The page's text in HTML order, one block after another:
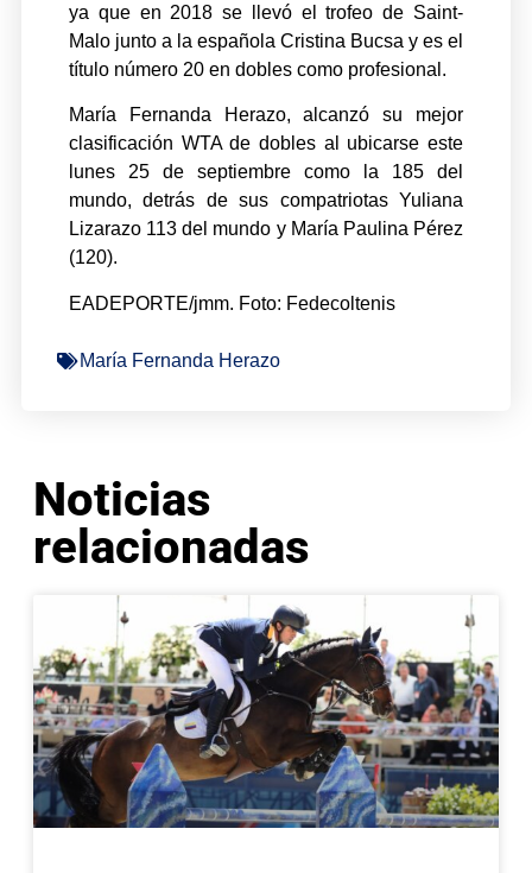
ya que en 2018 se llevó el trofeo de Saint-
Malo junto a la española Cristina Bucsa y es el
título número 20 en dobles como profesional.
María Fernanda Herazo, alcanzó su mejor
clasificación WTA de dobles al ubicarse este
lunes 25 de septiembre como la 185 del
mundo, detrás de sus compatriotas Yuliana
Lizarazo 113 del mundo y María Paulina Pérez
(120).
EADEPORTE/jmm. Foto: Fedecoltenis
María Fernanda Herazo
Noticias
relacionadas